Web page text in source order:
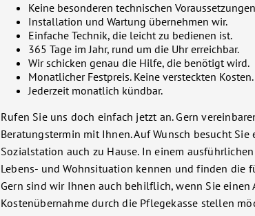
Keine besonderen technischen
Installation und Wartung übernehmen wir.
Einfache Technik, die leicht zu bedienen ist.
365 Tage im Jahr, rund um die Uhr erreichbar.
Wir schicken genau die Hilfe, die benötigt wird.
Monatlicher Festpreis. Keine versteckten Kosten.
Jederzeit monatlich kündbar.
Rufen Sie uns doch einfach jetzt an. Gern
Beratungstermin mit Ihnen. Auf Wunsch besucht
Sozialstation auch zu Hause. In einem
Lebens- und Wohnsituation kennen und finden die
Gern sind wir Ihnen auch behilflich, wenn Sie einen
Kostenübernahme durch die Pflegekasse stellen